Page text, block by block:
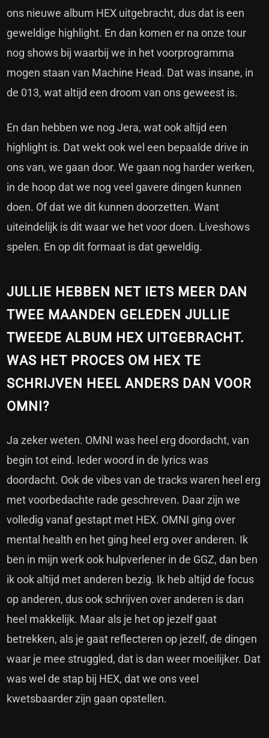
ons nieuwe album HEX uitgebracht, dus dat is een
geweldige highlight. En dan komen er na onze tour
nog shows bij waarbij we in het voorprogramma
mogen staan van Machine Head. Dat was insane, in
de 013, wat altijd een droom van ons geweest is.
En dan hebben we nog Jera, wat ook altijd een
highlight is. Dat wekt ook wel een bepaalde drive in
ons van, we gaan door. We gaan nog harder werken,
in de hoop dat we nog veel gavere dingen kunnen
doen. Of dat we dit kunnen doorzetten. Want
uiteindelijk is dit waar we het voor doen. Liveshows
spelen. En op dit formaat is dat geweldig.
JULLIE HEBBEN NET IETS MEER DAN
TWEE MAANDEN GELEDEN JULLIE
TWEEDE ALBUM HEX UITGEBRACHT.
WAS HET PROCES OM HEX TE
SCHRIJVEN HEEL ANDERS DAN VOOR
OMNI?
Ja zeker weten. OMNI was heel erg doordacht, van
begin tot eind. Ieder woord in de lyrics was
doordacht. Ook de vibes van de tracks waren heel erg
met voorbedachte rade geschreven. Daar zijn we
volledig vanaf gestapt met HEX. OMNI ging over
mental health en het ging heel erg over anderen. Ik
ben in mijn werk ook hulpverlener in de GGZ, dan ben
ik ook altijd met anderen bezig. Ik heb altijd de focus
op anderen, dus ook schrijven over anderen is dan
heel makkelijk. Maar als je het op jezelf gaat
betrekken, als je gaat reflecteren op jezelf, de dingen
waar je mee struggled, dat is dan weer moeilijker. Dat
was wel de stap bij HEX, dat we ons veel
kwetsbaarder zijn gaan opstellen.